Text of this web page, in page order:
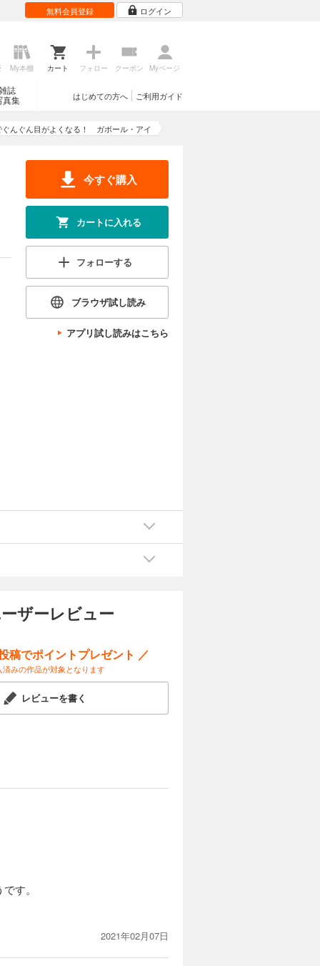
無料会員登録 ログイン
My本棚 カート フォロー クーポン Myページ
誌
真集
ご利用ガイド
はじめての方へ
ぐんぐん目がよくなる！ ガボール・アイ
今すぐ購入
カートに入れる
フォローする
ブラウザ試し読み
アプリ試し読みはこちら
ザーレビュー
稿でポイントプレゼント ／
済みの作品が対象となります
レビューを書く
す。
2021年02月07日